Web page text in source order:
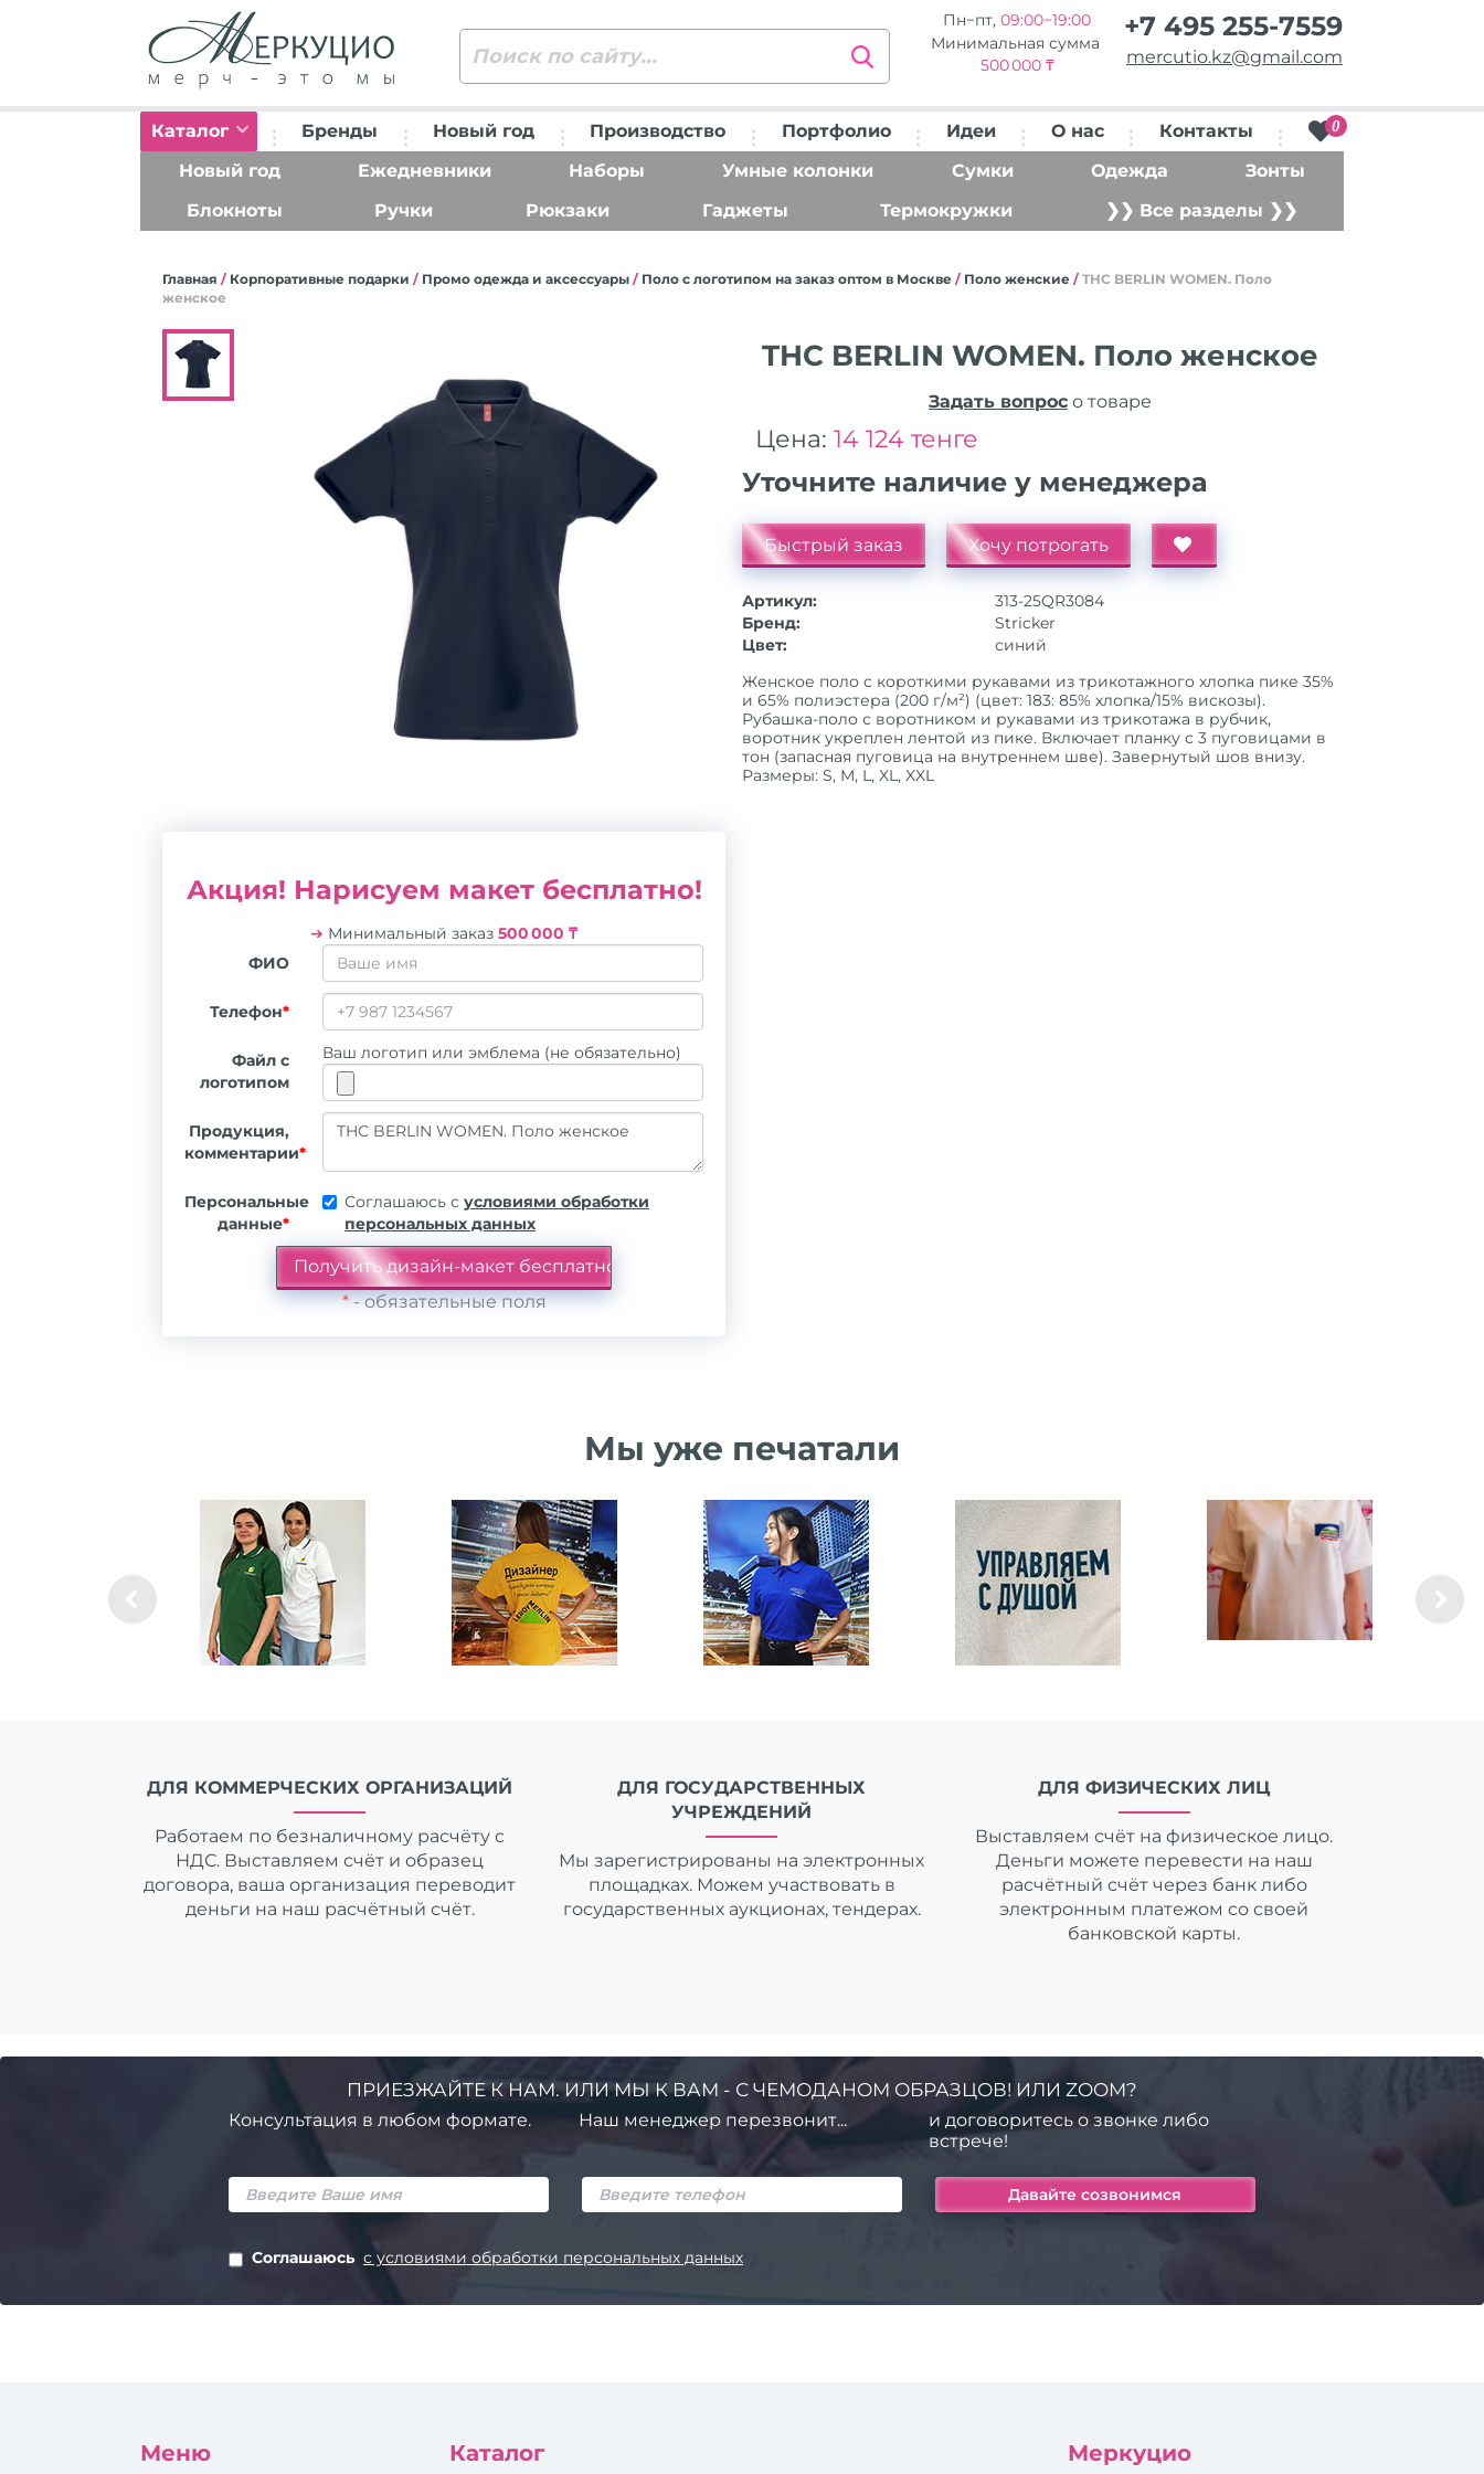
Пн−пт, 09:00−19:00
Минимальная сумма
500 000 ₸
+7 495 255-7559
mercutio.kz@gmail.com
Каталог Бренды Новый год Производство Портфолио Идеи О нас Контакты 0
Новый год Ежедневники Наборы Умные колонки Сумки Одежда
Зонты
Блокноты
Ручки Рюкзаки Гаджеты Термокружки ❯❯ Все разделы ❯❯
Главная / Корпоративные подарки / Промо одежда и аксессуары / Поло с логотипом на заказ оптом в Москве / Поло женские / THC BERLIN WOMEN. Поло
женское
Акция! Нарисуем макет бесплатно!
➔ Минимальный заказ 500 000 ₸
ФИО
Телефон*
Файл с
логотипом
Ваш логотип или эмблема (не обязательно)
Продукция,
комментарии*
Персональные
данные*
Соглашаюсь с условиями обработки
персональных данных
*- обязательные поля
THC BERLIN WOMEN. Поло женское
Задать вопрос о товаре
Цена: 14 124 тенге
Уточните наличие у менеджера
Быстрый заказ Хочу потрогать
Артикул:
313-25QR3084
Бренд:
Stricker
Цвет:
синий
Женское поло с короткими рукавами из трикотажного хлопка пике 35%
и 65% полиэстера (200 г/м²) (цвет: 183: 85% хлопка/15% вискозы).
Рубашка-поло с воротником и рукавами из трикотажа в рубчик,
воротник укреплен лентой из пике. Включает планку с 3 пуговицами в
тон (запасная пуговица на внутреннем шве). Завернутый шов внизу.
Размеры: S, M, L, XL, XXL
Мы уже печатали
ДЛЯ КОММЕРЧЕСКИХ ОРГАНИЗАЦИЙ
Работаем по безналичному расчёту с
НДС. Выставляем счёт и образец
договора, ваша организация переводит
деньги на наш расчётный счёт.
ДЛЯ ГОСУДАРСТВЕННЫХ
УЧРЕЖДЕНИЙ
Мы зарегистрированы на электронных
площадках. Можем участвовать в
государственных аукционах, тендерах.
ДЛЯ ФИЗИЧЕСКИХ ЛИЦ
Выставляем счёт на физическое лицо.
Деньги можете перевести на наш
расчётный счёт через банк либо
электронным платежом со своей
банковской карты.
ПРИЕЗЖАЙТЕ К НАМ. ИЛИ МЫ К ВАМ - С ЧЕМОДАНОМ ОБРАЗЦОВ! ИЛИ ZOOM?
Консультация в любом формате. Наш менеджер перезвонит...
и договоритесь о звонке либо
встрече!
Соглашаюсь с условиями обработки персональных данных
Меню Каталог Меркуцио